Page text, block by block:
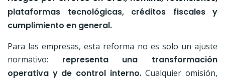
plataformas tecnológicas, créditos fiscales y
cumplimiento en general.
Para las empresas, esta reforma no es solo un ajuste
normativo: representa una transformación
operativa y de control interno.Cualquier omisión,